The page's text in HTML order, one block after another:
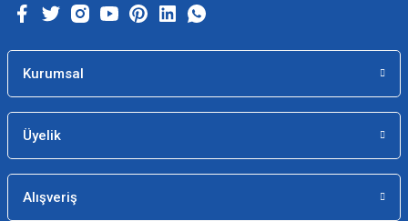
Bu ürüne benzer farklı alternatifler olmalı.
Kurumsal
Üyelik
Alışveriş